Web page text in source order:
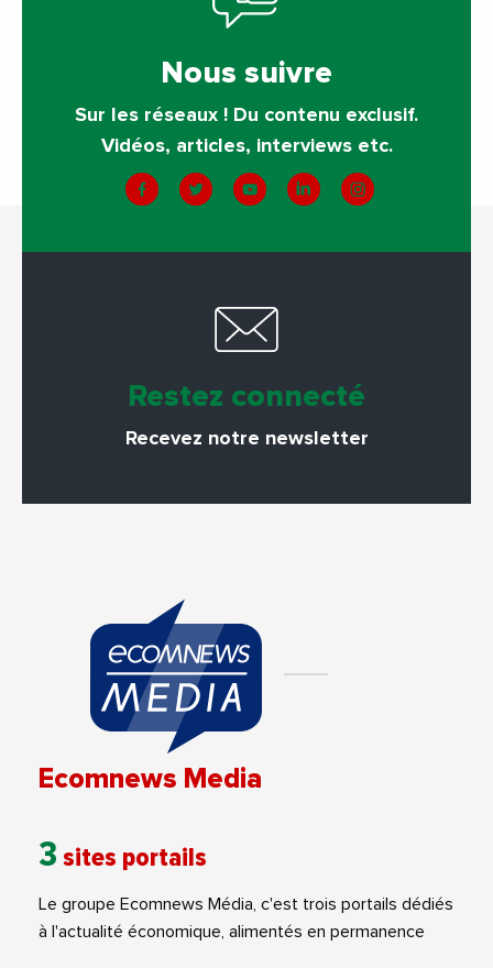
Nous suivre
Sur les réseaux ! Du contenu exclusif.
Vidéos, articles, interviews etc.
Restez connecté
Recevez notre newsletter
Ecomnews Media
3 sites portails
Le groupe Ecomnews Média, c'est trois portails dédiés
à l'actualité économique, alimentés en permanence